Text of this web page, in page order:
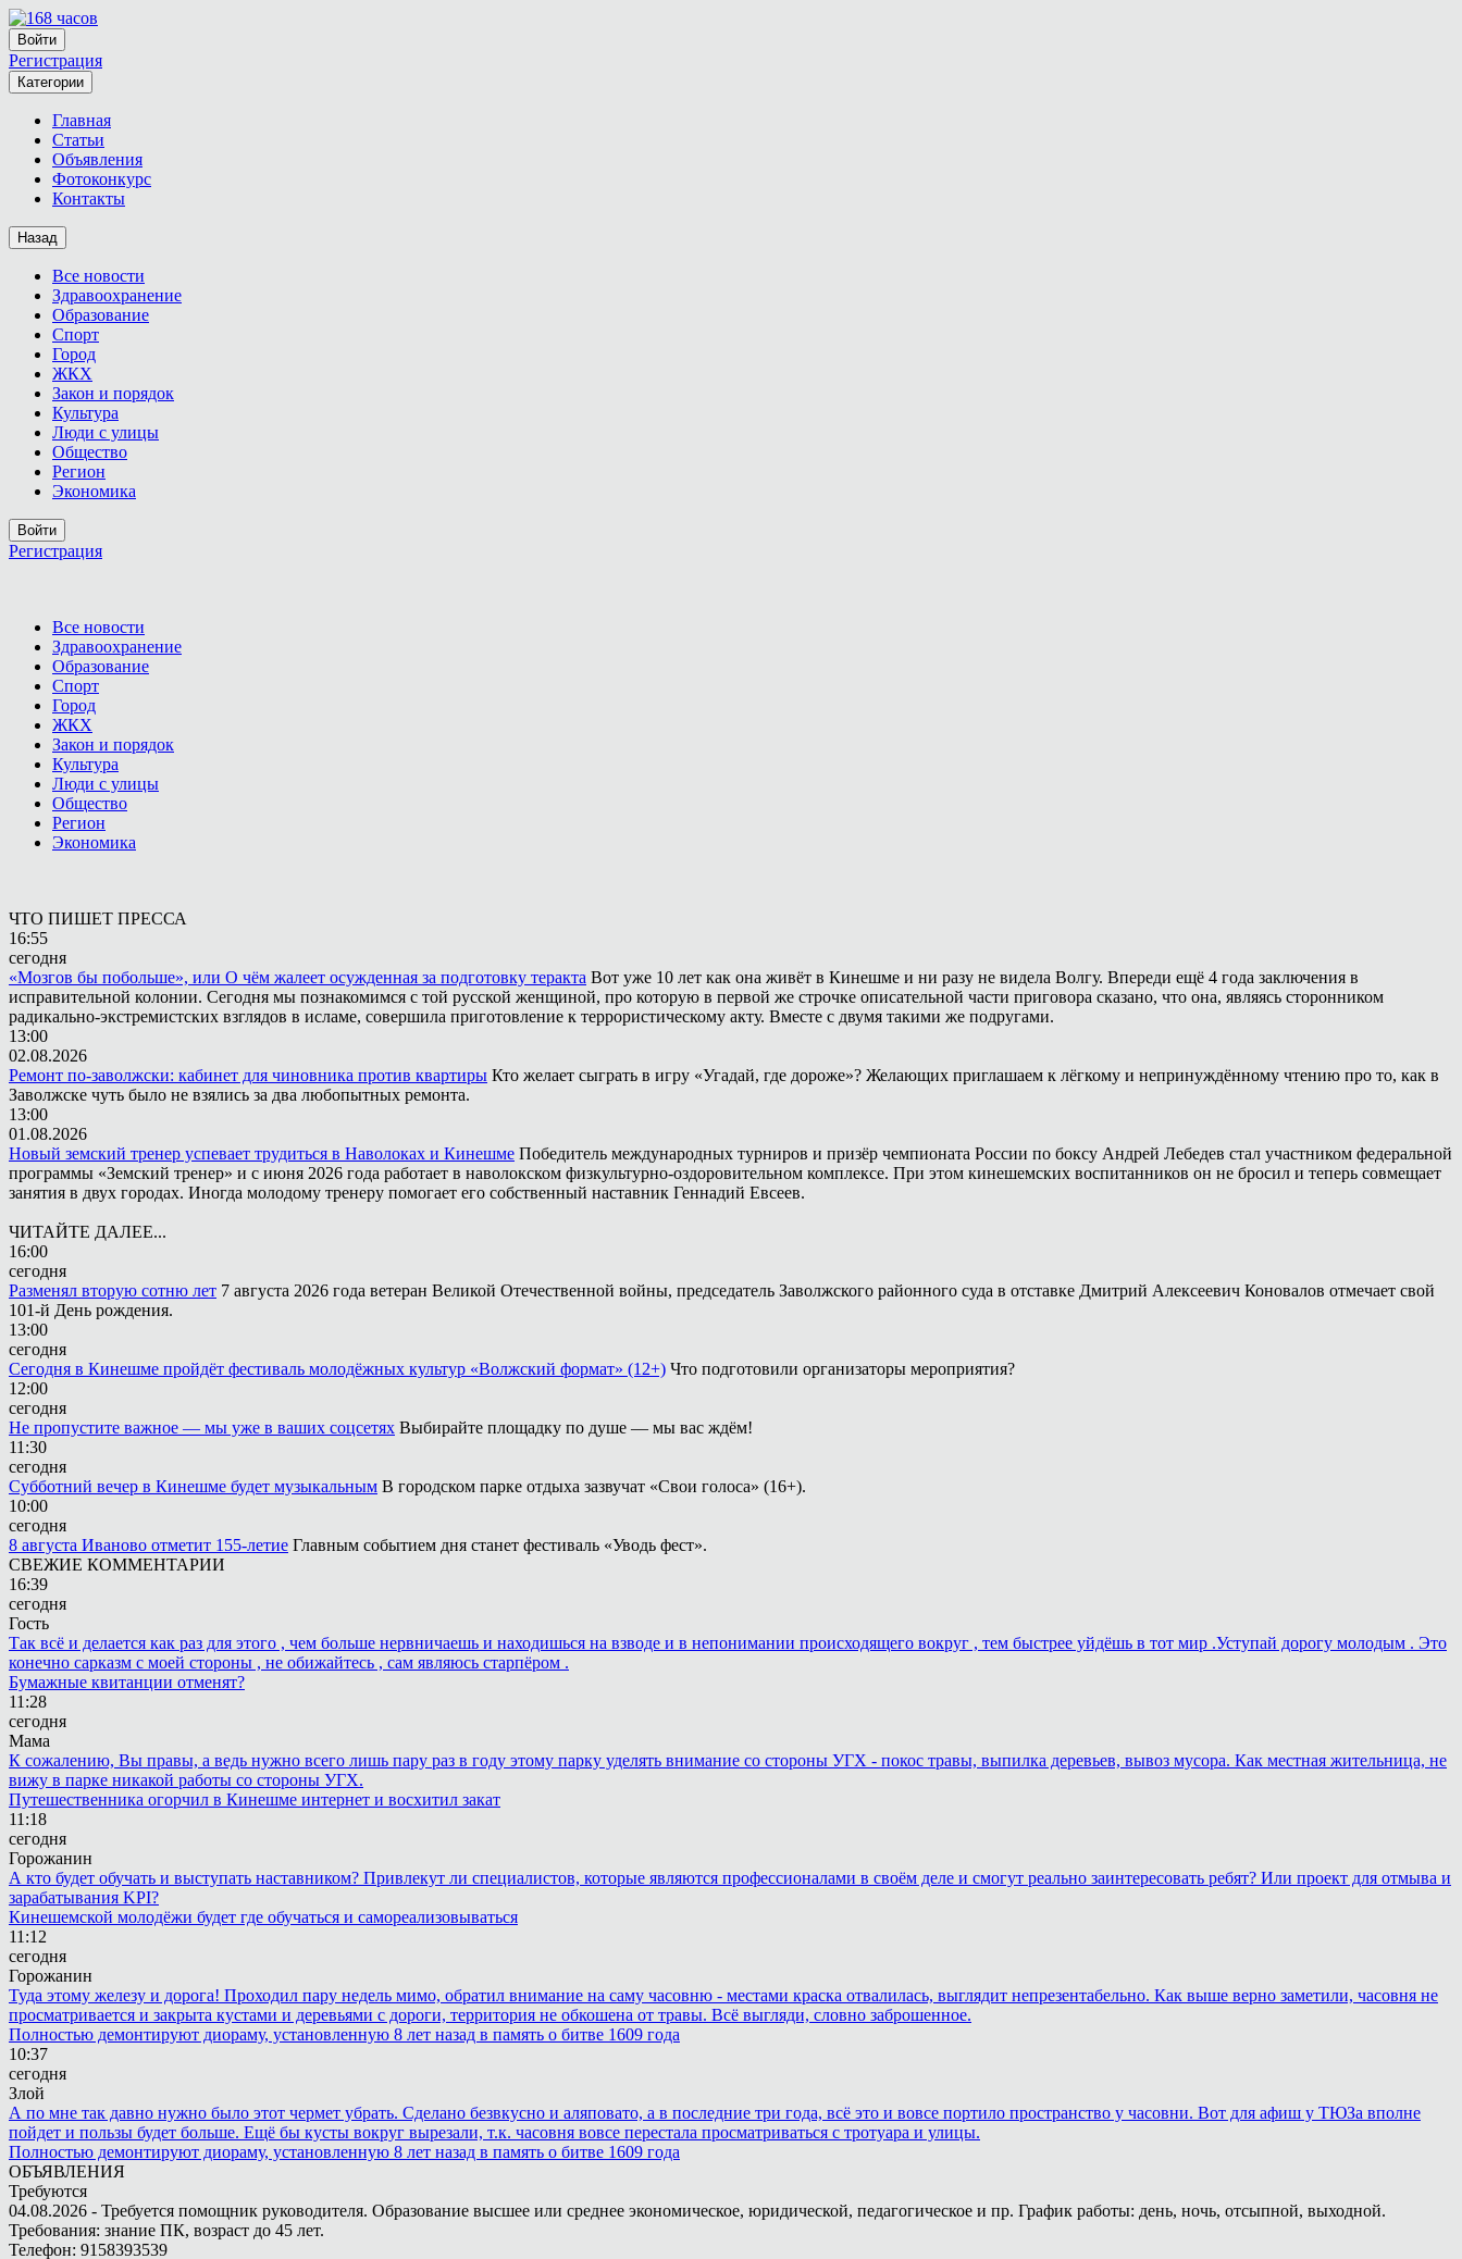
Войти
Регистрация
Категории
Главная
Статьи
Объявления
Фотоконкурс
Контакты
Назад
Все новости
Здравоохранение
Образование
Спорт
Город
ЖКХ
Закон и порядок
Культура
Люди с улицы
Общество
Регион
Экономика
Войти
Регистрация
Все новости
Здравоохранение
Образование
Спорт
Город
ЖКХ
Закон и порядок
Культура
Люди с улицы
Общество
Регион
Экономика
ЧТО ПИШЕТ ПРЕССА
16:55
сегодня
«Мозгов бы побольше», или О чём жалеет осужденная за подготовку теракта Вот уже 10 лет как она живёт в Кинешме и ни разу не видела Волгу. Впереди ещё 4 года заключения в
исправительной колонии. Сегодня мы познакомимся с той русской женщиной, про которую в первой же строчке описательной части приговора сказано, что она, являясь сторонником
радикально-экстремистских взглядов в исламе, совершила приготовление к террористическому акту. Вместе с двумя такими же подругами.
13:00
02.08.2026
Ремонт по-заволжски: кабинет для чиновника против квартиры Кто желает сыграть в игру «Угадай, где дороже»? Желающих приглашаем к лёгкому и непринуждённому чтению про то, как в
Заволжске чуть было не взялись за два любопытных ремонта.
13:00
01.08.2026
Новый земский тренер успевает трудиться в Наволоках и Кинешме Победитель международных турниров и призёр чемпионата России по боксу Андрей Лебедев стал участником федеральной
программы «Земский тренер» и с июня 2026 года работает в наволокском физкультурно-оздоровительном комплексе. При этом кинешемских воспитанников он не бросил и теперь совмещает
занятия в двух городах. Иногда молодому тренеру помогает его собственный наставник Геннадий Евсеев.
ЧИТАЙТЕ ДАЛЕЕ...
16:00
сегодня
Разменял вторую сотню лет 7 августа 2026 года ветеран Великой Отечественной войны, председатель Заволжского районного суда в отставке Дмитрий Алексеевич Коновалов отмечает свой
101-й День рождения.
13:00
сегодня
Сегодня в Кинешме пройдёт фестиваль молодёжных культур «Волжский формат» (12+) Что подготовили организаторы мероприятия?
12:00
сегодня
Не пропустите важное — мы уже в ваших соцсетях Выбирайте площадку по душе — мы вас ждём!
11:30
сегодня
Субботний вечер в Кинешме будет музыкальным В городском парке отдыха зазвучат «Свои голоса» (16+).
10:00
сегодня
8 августа Иваново отметит 155-летие Главным событием дня станет фестиваль «Уводь фест».
СВЕЖИЕ КОММЕНТАРИИ
16:39
сегодня
Гость
Так всё и делается как раз для этого , чем больше нервничаешь и находишься на взводе и в непонимании происходящего вокруг , тем быстрее уйдёшь в тот мир .Уступай дорогу молодым . Это
конечно сарказм с моей стороны , не обижайтесь , сам являюсь старпёром .
Бумажные квитанции отменят?
11:28
сегодня
Мама
К сожалению, Вы правы, а ведь нужно всего лишь пару раз в году этому парку уделять внимание со стороны УГХ - покос травы, выпилка деревьев, вывоз мусора. Как местная жительница, не
вижу в парке никакой работы со стороны УГХ.
Путешественника огорчил в Кинешме интернет и восхитил закат
11:18
сегодня
Горожанин
А кто будет обучать и выступать наставником? Привлекут ли специалистов, которые являются профессионалами в своём деле и смогут реально заинтересовать ребят? Или проект для отмыва и
зарабатывания KPI?
Кинешемской молодёжи будет где обучаться и самореализовываться
11:12
сегодня
Горожанин
Туда этому железу и дорога! Проходил пару недель мимо, обратил внимание на саму часовню - местами краска отвалилась, выглядит непрезентабельно. Как выше верно заметили, часовня не
просматривается и закрыта кустами и деревьями с дороги, территория не обкошена от травы. Всё выгляди, словно заброшенное.
Полностью демонтируют диораму, установленную 8 лет назад в память о битве 1609 года
10:37
сегодня
Злой
А по мне так давно нужно было этот чермет убрать. Сделано безвкусно и аляповато, а в последние три года, всё это и вовсе портило пространство у часовни. Вот для афиш у ТЮЗа вполне
пойдет и пользы будет больше. Ещё бы кусты вокруг вырезали, т.к. часовня вовсе перестала просматриваться с тротуара и улицы.
Полностью демонтируют диораму, установленную 8 лет назад в память о битве 1609 года
ОБЪЯВЛЕНИЯ
Требуются
04.08.2026 - Требуется помощник руководителя. Образование высшее или среднее экономическое, юридической, педагогическое и пр. График работы: день, ночь, отсыпной, выходной.
Требования: знание ПК, возраст до 45 лет.
Телефон: 9158393539